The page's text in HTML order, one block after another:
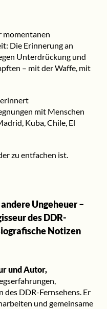
momentanen
Die Erinnerung an
Unterdrückung und
– mit der Waffe, mit
erinnert
mit Menschen
Kuba, Chile, El
zu entfachen ist.
andere Ungeheuer –
des DDR-
Notizen
und Autor,
DDR-Fernsehens. Er
und gemeinsame